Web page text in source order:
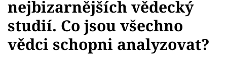
Témata
Showbyznys
nejbizarnějších vědecký
studií. Co jsou všechno
vědci schopni analyzovat?